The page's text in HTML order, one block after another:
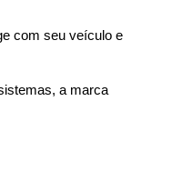
com seu veículo e
a marca